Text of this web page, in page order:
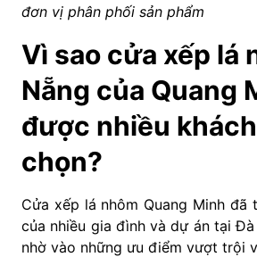
đơn vị phân phối sản phẩm
Vì sao cửa xếp lá
Nẵng của Quang
được nhiều
chọn?
Cửa xếp lá nhôm Quang Minh đã
của nhiều gia đình và dự án tại
nhờ vào những ưu điểm vượt trội